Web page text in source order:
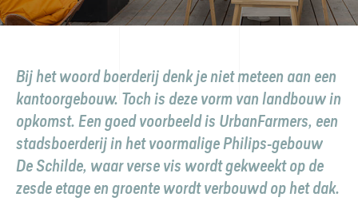
Bij het woord boerderij denk je niet meteen aan een
kantoorgebouw. Toch is deze vorm van landbouw in
opkomst. Een goed voorbeeld is UrbanFarmers, een
stadsboerderij in het voormalige Philips-gebouw
De Schilde, waar verse vis wordt gekweekt op de
zesde etage en groente wordt verbouwd op het dak.